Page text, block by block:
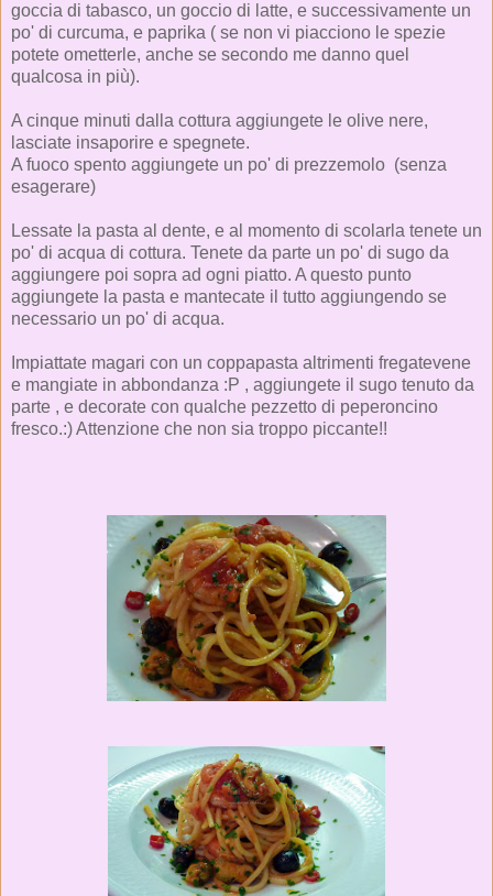
goccia di tabasco, un goccio di latte, e successivamente un
po' di curcuma, e paprika ( se non vi piacciono le spezie
potete ometterle, anche se secondo me danno quel
qualcosa in più).
A cinque minuti dalla cottura aggiungete le olive nere,
lasciate insaporire e spegnete.
A fuoco spento aggiungete un po' di prezzemolo (senza
esagerare)
Lessate la pasta al dente, e al momento di scolarla tenete un
po' di acqua di cottura. Tenete da parte un po' di sugo da
aggiungere poi sopra ad ogni piatto. A questo punto
aggiungete la pasta e mantecate il tutto aggiungendo se
necessario un po' di acqua.
Impiattate magari con un coppapasta altrimenti fregatevene
e mangiate in abbondanza :P , aggiungete il sugo tenuto da
parte , e decorate con qualche pezzetto di peperoncino
fresco.:) Attenzione che non sia troppo piccante!!